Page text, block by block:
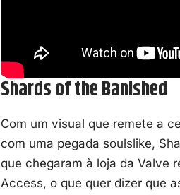
Shards of the Banished
Com um visual que remete a
com uma pegada soulslike,
que chegaram à loja da Valve
Access, o que quer dizer que